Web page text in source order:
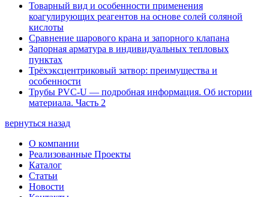
Товарный вид и особенности применения
коагулирующих реагентов на основе солей соляной
кислоты
Сравнение шарового крана и запорного клапана
Запорная арматура в индивидуальных тепловых
пунктах
Трёхэксцентриковый затвор: преимущества и
особенности
Трубы PVC-U — подробная информация. Об истории
материала. Часть 2
вернуться назад
О компании
Реализованные Проекты
Каталог
Статьи
Новости